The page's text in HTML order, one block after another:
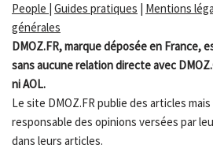
People | Guides pratiques | Mentions
générales
DMOZ.FR, marque déposée en France,
sans aucune relation directe avec
ni AOL.
Le site DMOZ.FR publie des articles
responsable des opinions versées par
dans leurs articles.